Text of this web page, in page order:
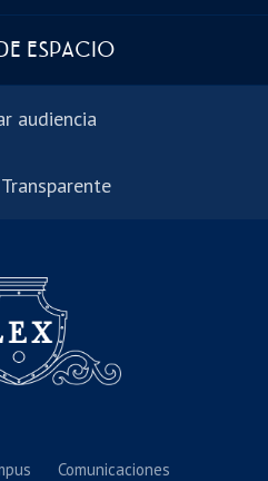
ESPACIO
audiencia
Comunicaciones